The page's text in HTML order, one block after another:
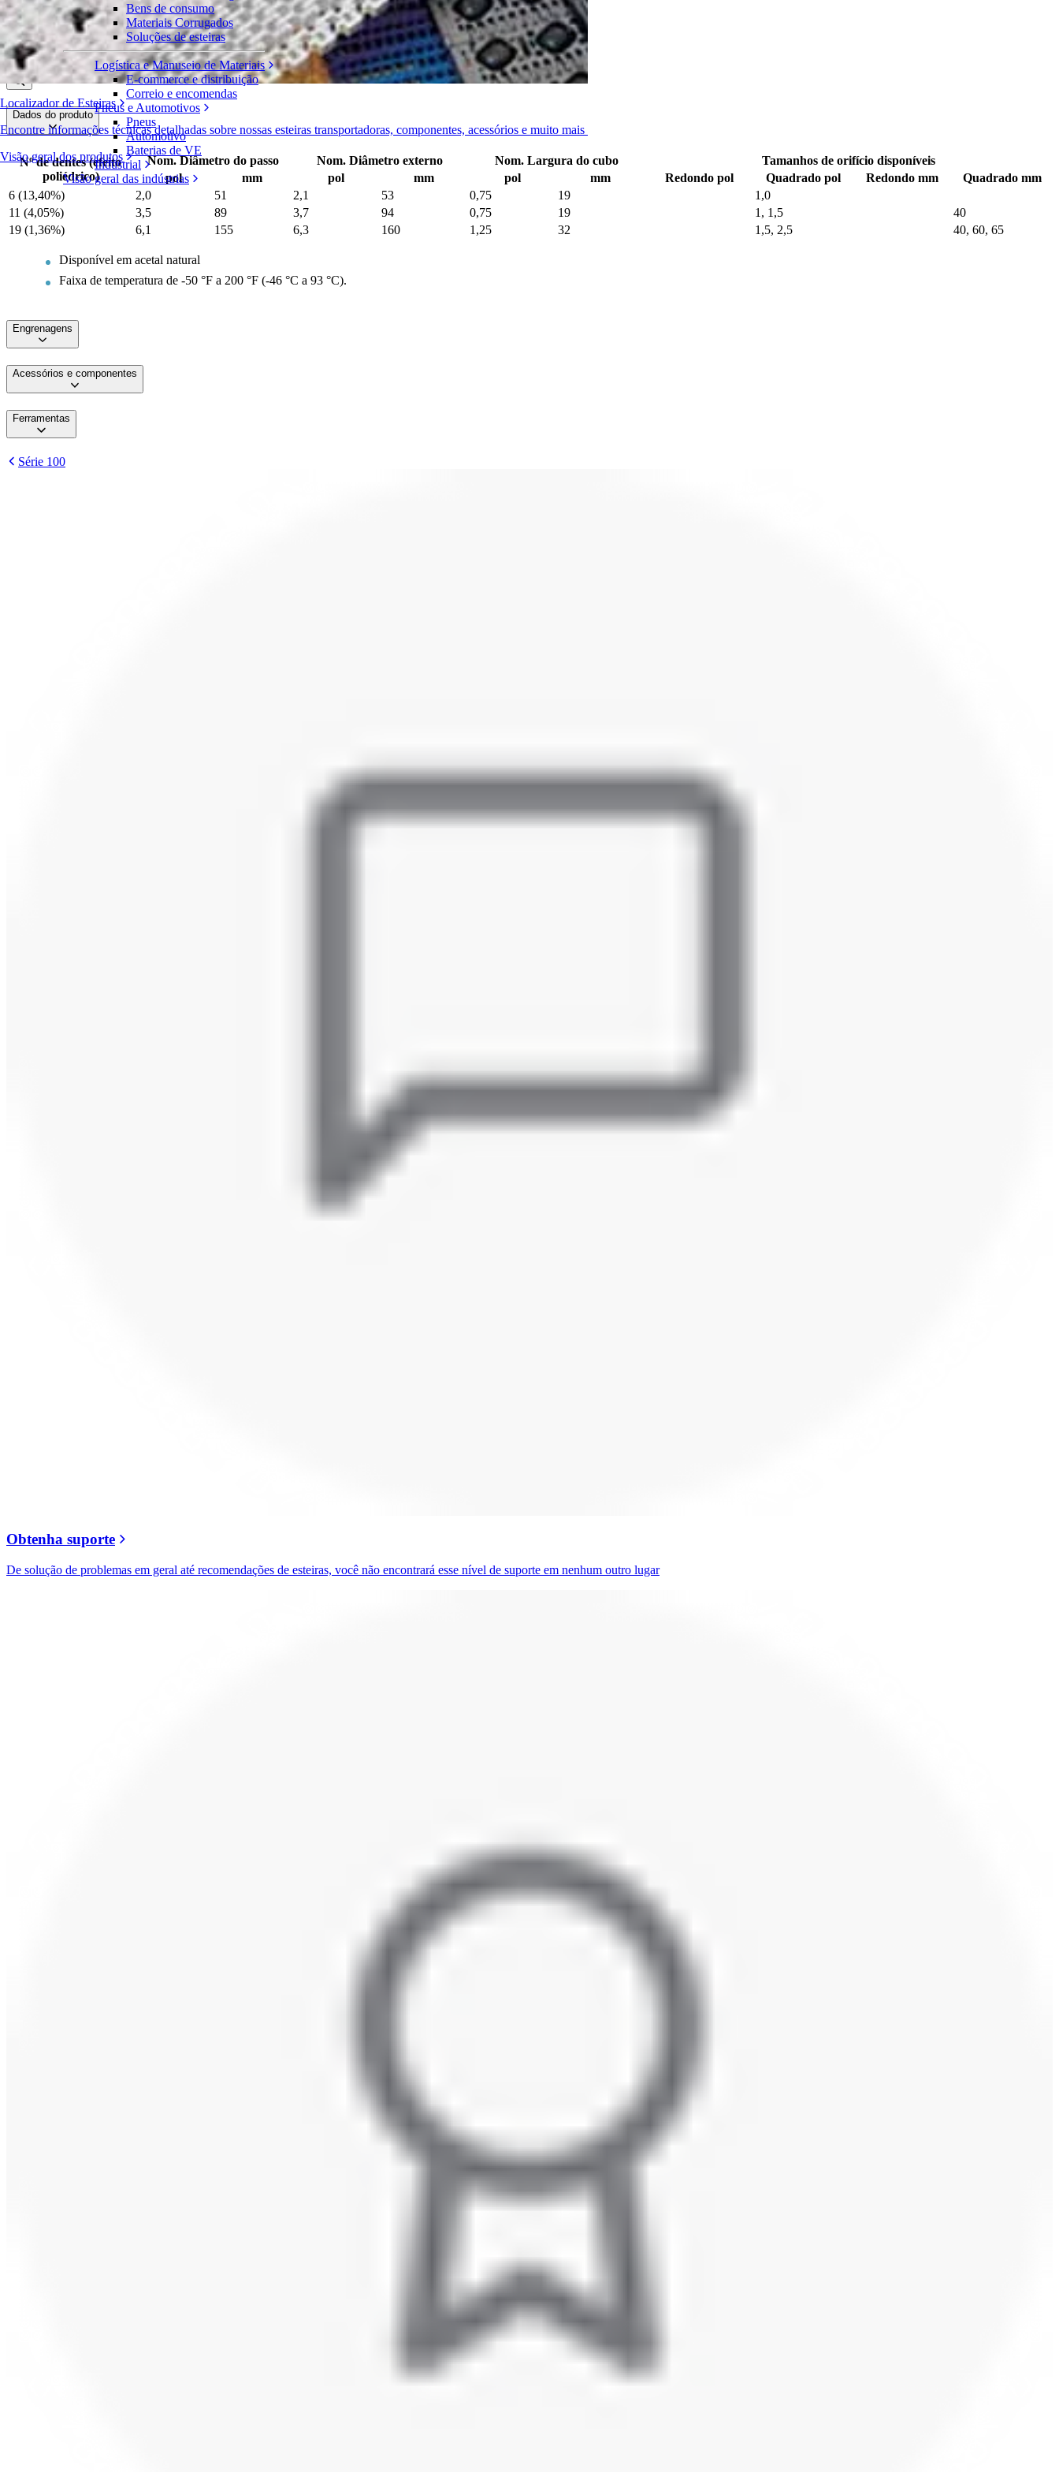
Localizador de Esteiras
Encontre informações técnicas detalhadas sobre nossas esteiras transportadoras, componentes, acessórios e muito mais
Visão geral dos produtos
Bens de consumo
Materiais Corrugados
Soluções de esteiras
Logística e Manuseio de Materiais
E-commerce e distribuição
Correio e encomendas
Pneus e Automotivos
Pneus
Automotivo
Baterias de VE
Industrial
Visão geral das indústrias
Engrenagem de acetal moldado
Série 100
Compartilhar Solicite um orçamento
Dados do produto
Nº de dentes (efeito
poliédrico)
Nom. Diâmetro do passo Nom. Diâmetro externo Nom. Largura do cubo
Tamanhos de orifício disponíveis
pol
mm pol mm pol mm Redondo pol Quadrado pol Redondo mm
Quadrado mm
6 (13,40%)
2,0 51 2,1 53 0,75 19
1,0
11 (4,05%)
3,5 89 3,7 94 0,75 19 1, 1,5
40
19 (1,36%)
6,1 155 6,3 160 1,25 32 1,5, 2,5 40, 60, 65
Disponível em acetal natural
Faixa de temperatura de -50 °F a 200 °F (-46 °C a 93 °C).
Engrenagens
Acessórios e componentes
Ferramentas
Série 100
Obtenha suporte
De solução de problemas em geral até recomendações de esteiras, você não encontrará esse nível de suporte em nenhum outro lugar